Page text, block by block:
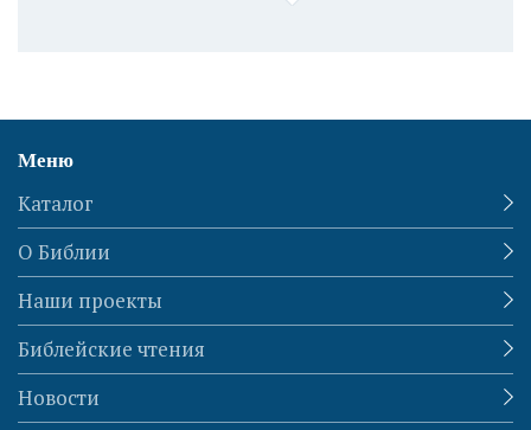
Меню
Каталог
О Библии
Наши проекты
Библейские чтения
Новости